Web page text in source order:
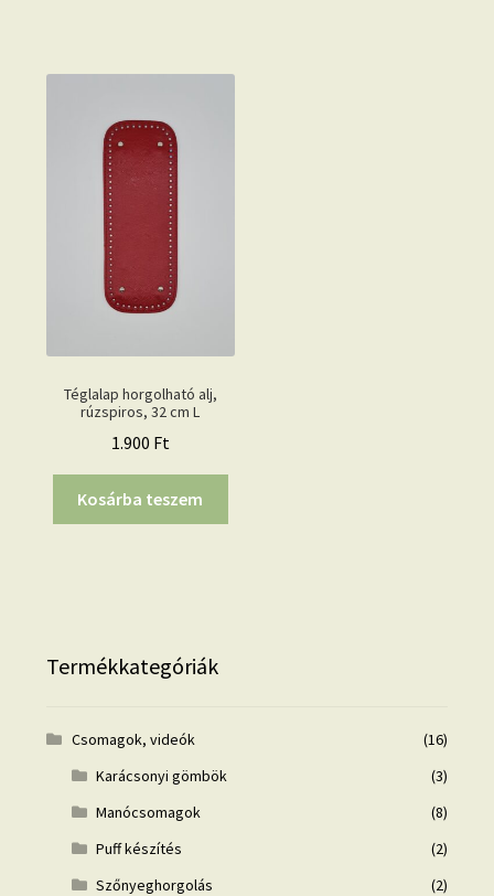
Téglalap horgolható alj,
rúzspiros, 32 cm L
1.900 Ft
Kosárba teszem
Termékkategóriák
Csomagok, videók
(16)
Karácsonyi gömbök
(3)
Manócsomagok
(8)
Puff készítés
(2)
Szőnyeghorgolás
(2)